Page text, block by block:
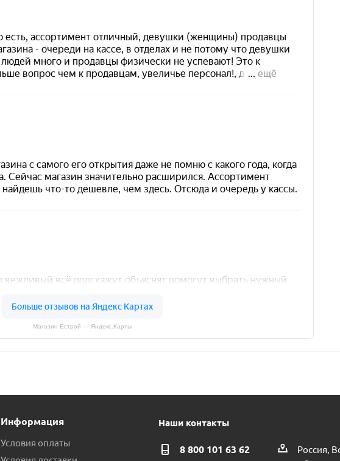
Магазин Естрой — Яндекс.Карты
Информация
Условия оплаты
Наши контакты
8 800 101 63 62
Россия,